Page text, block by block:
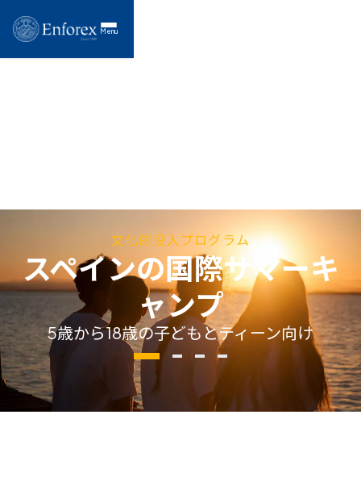
Menu
文化的没入プログラム
スペインの国際サマーキ
ャンプ
5歳から18歳の子どもとティーン向け